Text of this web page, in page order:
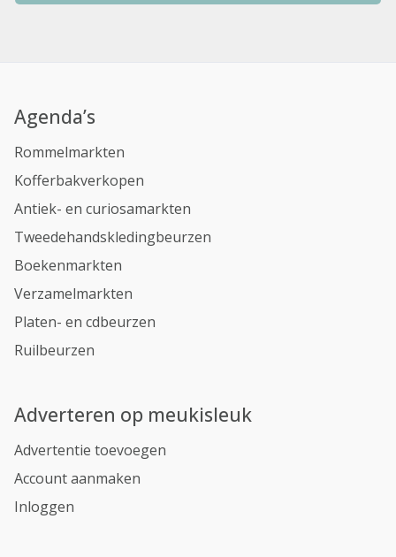
Agenda’s
Rommelmarkten
Kofferbakverkopen
Antiek- en curiosamarkten
Tweedehandskledingbeurzen
Boekenmarkten
Verzamelmarkten
Platen- en cdbeurzen
Ruilbeurzen
Adverteren op meukisleuk
Advertentie toevoegen
Account aanmaken
Inloggen